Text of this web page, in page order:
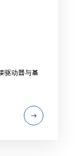
驱动器与基